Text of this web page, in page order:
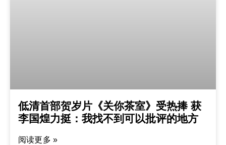
低清首部贺岁片《关你茶室》受热捧 获
李国煌力挺：我找不到可以批评的地方
阅读更多 »